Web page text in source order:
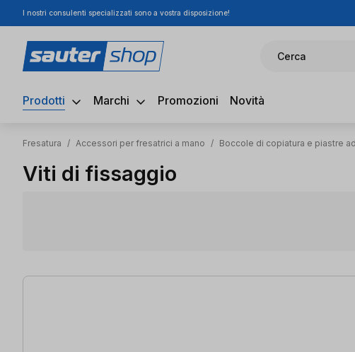
al contenuto principale
Salta alla ricerca
Passa alla navigazione principale
I nostri consulenti specializzati sono a vostra disposizione!
Cerca
Prodotti Marchi Promozioni Novità
Fresatura / Accessori per fresatrici a mano / Boccole di copiatura e piastre
Viti di fissaggio
2 articoli trovati